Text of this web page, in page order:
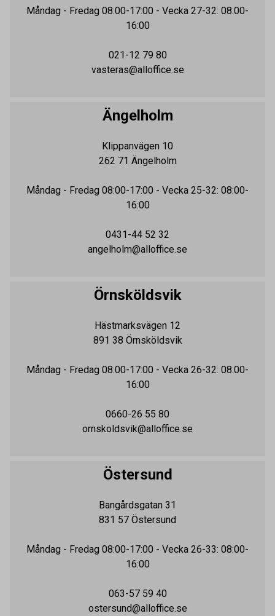
Måndag - Fredag 08:00-17:00 - Vecka 27-32: 08:00-
16:00
021-12 79 80
vasteras@alloffice.se
Ängelholm
Klippanvägen 10
262 71 Ängelholm
Måndag - Fredag 08:00-17:00 - Vecka 25-32: 08:00-
16:00
0431-44 52 32
angelholm@alloffice.se
Örnsköldsvik
Hästmarksvägen 12
891 38 Örnsköldsvik
Måndag - Fredag 08:00-17:00 - Vecka 26-32: 08:00-
16:00
0660-26 55 80
ornskoldsvik@alloffice.se
Östersund
Bangårdsgatan 31
831 57 Östersund
Måndag - Fredag 08:00-17:00 - Vecka 26-33: 08:00-
16:00
063-57 59 40
ostersund@alloffice.se